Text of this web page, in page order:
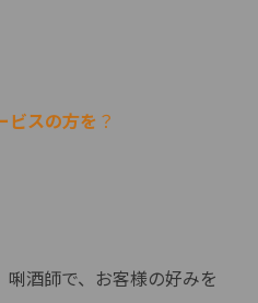
ビスの方を ？
酒師で、お客様の好みを